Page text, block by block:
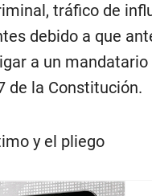
tráfico de
debido a que
a un mandatario
de la Constitución.
y el pliego